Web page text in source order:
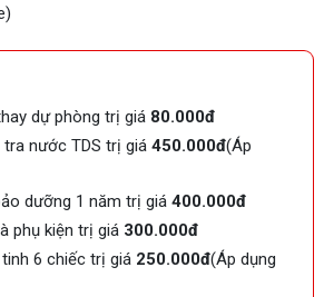
dự phòng trị giá 80.000đ
nước TDS trị giá 450.000đ(Áp
dưỡng 1 năm trị giá 400.000đ
phụ kiện trị giá 300.000đ
6 chiếc trị giá 250.000đ(Áp dụng